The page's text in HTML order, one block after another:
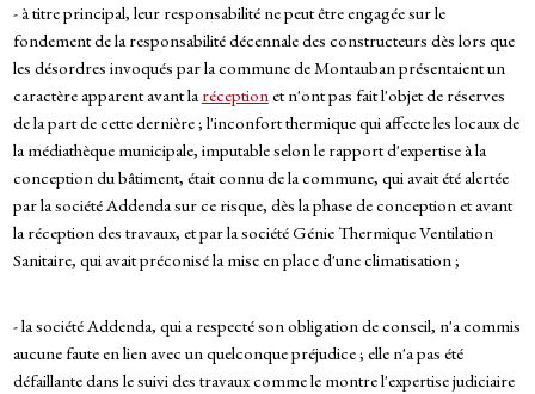
- à titre principal, leur responsabilité ne peut être engagée sur le
fondement de la responsabilité décennale des constructeurs dès lors que
les désordres invoqués par la commune de Montauban présentaient un
caractère apparent avant laréceptionet n'ont pas fait l'objet de réserves
de la part de cette dernière ; l'inconfort thermique qui affecte les locaux de
la médiathèque municipale, imputable selon le rapport d'expertise à la
conception du bâtiment, était connu de la commune, qui avait été alertée
par la société Addenda sur ce risque, dès la phase de conception et avant
la réception des travaux, et par la société Génie Thermique Ventilation
Sanitaire, qui avait préconisé la mise en place d'une climatisation ;
- la société Addenda, qui a respecté son obligation de conseil, n'a commis
aucune faute en lien avec un quelconque préjudice ; elle n'a pas été
défaillante dans le suivi des travaux comme le montre l'expertise judiciaire